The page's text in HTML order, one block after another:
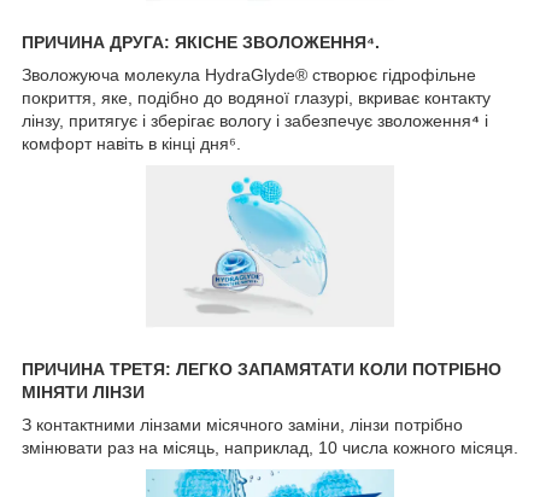
ПРИЧИНА ДРУГА: ЯКІСНЕ ЗВОЛОЖЕННЯ⁴.
Зволожуюча молекула HydraGlyde® створює гідрофільне
покриття, яке, подібно до водяної глазурі, вкриває контакту
лінзу, притягує і зберігає вологу і забезпечує зволоження⁴ і
комфорт навіть в кінці дня⁶.
ПРИЧИНА ТРЕТЯ: ЛЕГКО ЗАПАМЯТАТИ КОЛИ ПОТРІБНО
МІНЯТИ ЛІНЗИ
З контактними лінзами місячного заміни, лінзи потрібно
змінювати раз на місяць, наприклад, 10 числа кожного місяця.